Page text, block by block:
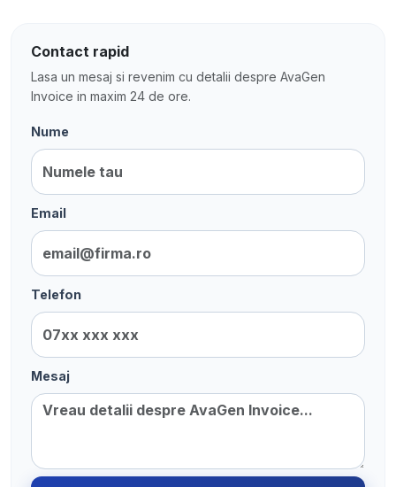
Contact rapid
Lasa un mesaj si revenim cu detalii despre AvaGen
Invoice in maxim 24 de ore.
Nume
Email
Telefon
Mesaj